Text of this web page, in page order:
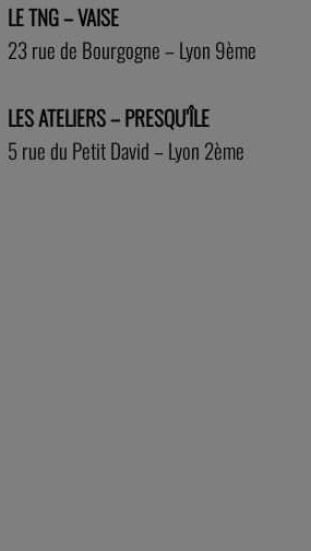
LE TNG – VAISE
23 rue de Bourgogne – Lyon 9ème
LES ATELIERS – PRESQU’ÎLE
5 rue du Petit David – Lyon 2ème